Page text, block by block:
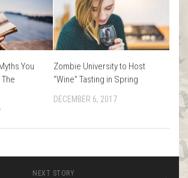
You
Zombie University to Host
“Wine” Tasting in Spring
DECEMBER 6, 2017
NEXT STORY